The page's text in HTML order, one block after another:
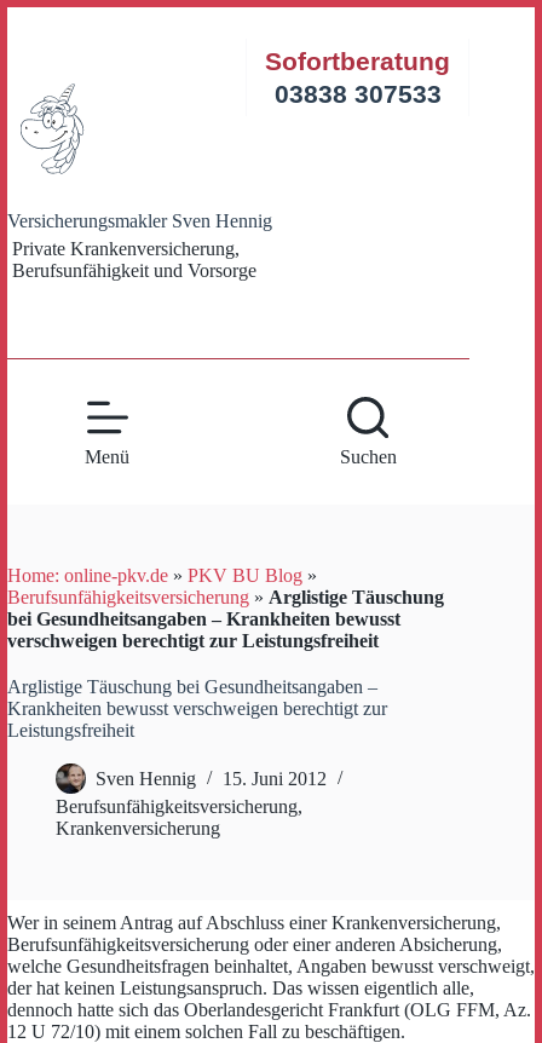
Versicherungsmakler Sven Hennig
Private Krankenversicherung,
Berufsunfähigkeit und Vorsorge
Sofortberatung
03838 307533
Menü Suchen
Home: online-pkv.de » PKV BU Blog »
Berufsunfähigkeitsversicherung » Arglistige Täuschung
bei Gesundheitsangaben – Krankheiten bewusst
verschweigen berechtigt zur Leistungsfreiheit
Arglistige Täuschung bei Gesundheitsangaben –
Krankheiten bewusst verschweigen berechtigt zur
Leistungsfreiheit
Sven Hennig
15. Juni 2012
Berufsunfähigkeitsversicherung,
Krankenversicherung
Wer in seinem Antrag auf Abschluss einer Krankenversicherung,
Berufsunfähigkeitsversicherung oder einer anderen Absicherung,
welche Gesundheitsfragen beinhaltet, Angaben bewusst verschweigt,
der hat keinen Leistungsanspruch. Das wissen eigentlich alle,
dennoch hatte sich das Oberlandesgericht Frankfurt (OLG FFM, Az.
12 U 72/10) mit einem solchen Fall zu beschäftigen.